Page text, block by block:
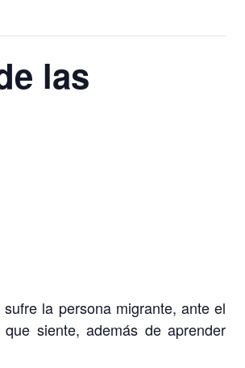
las
la persona migrante, ante el
siente, además de aprender